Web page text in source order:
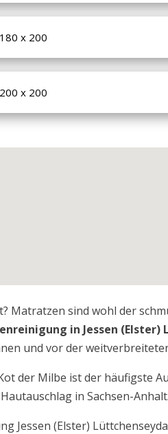
x 200
x 200
Matratzen sind wohl der
in Jessen (Elster)
und vor der
der Milbe ist der häufigste
in Sachsen-Anhalt.
Jessen (Elster)